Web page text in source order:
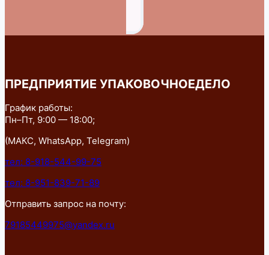
ПРЕДПРИЯТИЕ УПАКОВОЧНОЕДЕЛО
График работы:
Пн–Пт, 9:00 — 18:00;
(МАКС, WhatsApp, Telegram)
тел: 8-918-544-99-75
тел: 8-951-839-71-89
Отправить запрос на почту:
79185449975@yandex.ru